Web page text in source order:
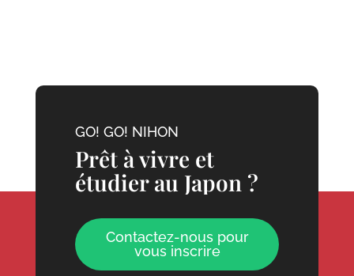
GO! GO! NIHON
Prêt à vivre et
étudier au Japon ?
Contactez-nous pour
vous inscrire